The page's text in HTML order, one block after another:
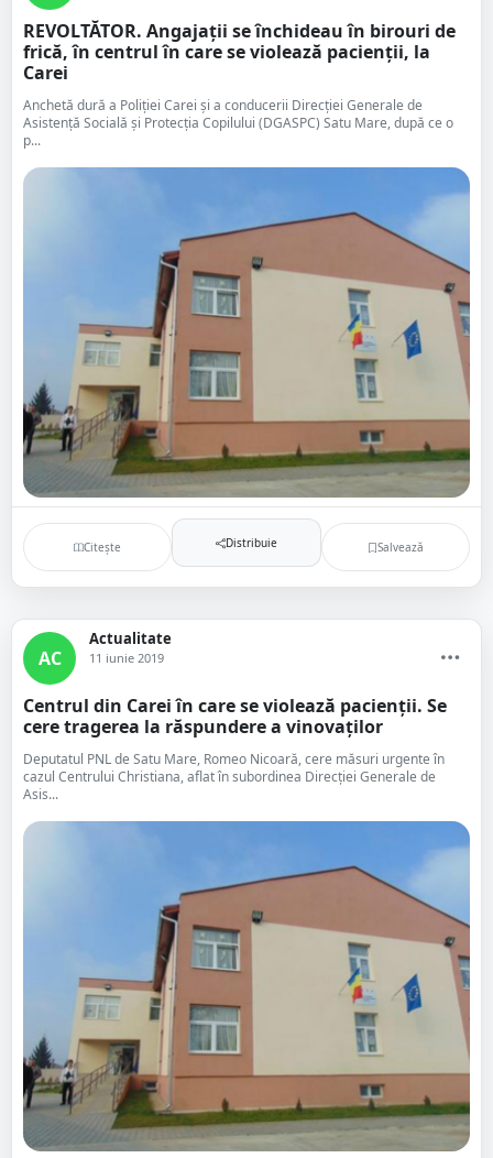
REVOLTĂTOR. Angajații se închideau în birouri de
frică, în centrul în care se violează pacienții, la
Carei
Anchetă dură a Poliției Carei și a conducerii Direcției Generale de
Asistență Socială și Protecția Copilului (DGASPC) Satu Mare, după ce o
p...
Citește Distribuie Salvează
AC
Actualitate
11 iunie 2019
Centrul din Carei în care se violează pacienții. Se
cere tragerea la răspundere a vinovaților
Deputatul PNL de Satu Mare, Romeo Nicoară, cere măsuri urgente în
cazul Centrului Christiana, aflat în subordinea Direcției Generale de
Asis...